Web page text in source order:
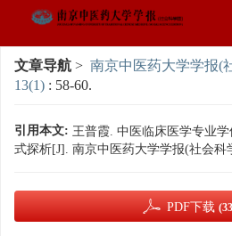
文章导航 > 南京中医药大学学报(
13(1) : 58-60.
引用本文: 王普霞. 中医临床医学专业
式探析[J]. 南京中医药大学学报(社会科
PDF下载